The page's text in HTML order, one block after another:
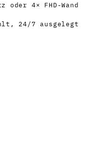
4× FHD-Wand
24/7 ausgelegt